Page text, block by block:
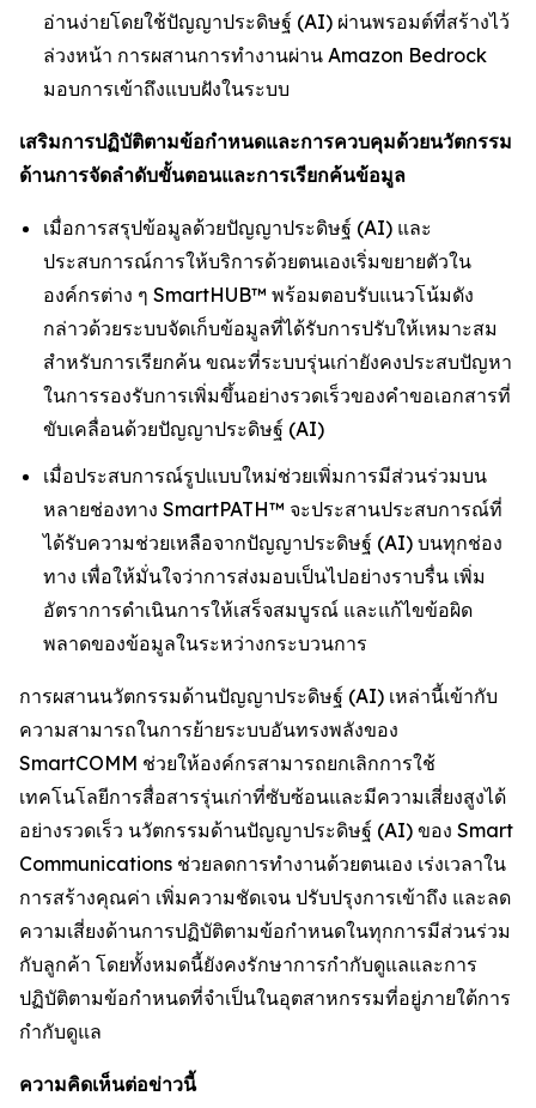
อ่านง่ายโดยใช้ปัญญาประดิษฐ์ (AI) ผ่านพรอมต์ที่สร้างไว้
ล่วงหน้า การผสานการทำงานผ่าน Amazon Bedrock
มอบการเข้าถึงแบบฝังในระบบ
เสริมการปฏิบัติตามข้อกำหนดและการควบคุมด้วยนวัตกรรม
ด้านการจัดลำดับขั้นตอนและการเรียกค้นข้อมูล
เมื่อการสรุปข้อมูลด้วยปัญญาประดิษฐ์ (AI) และ
ประสบการณ์การให้บริการด้วยตนเองเริ่มขยายตัวใน
องค์กรต่าง ๆ SmartHUB™ พร้อมตอบรับแนวโน้มดัง
กล่าวด้วยระบบจัดเก็บข้อมูลที่ได้รับการปรับให้เหมาะสม
สำหรับการเรียกค้น ขณะที่ระบบรุ่นเก่ายังคงประสบปัญหา
ในการรองรับการเพิ่มขึ้นอย่างรวดเร็วของคำขอเอกสารที่
ขับเคลื่อนด้วยปัญญาประดิษฐ์ (AI)
เมื่อประสบการณ์รูปแบบใหม่ช่วยเพิ่มการมีส่วนร่วมบน
หลายช่องทาง SmartPATH™ จะประสานประสบการณ์ที่
ได้รับความช่วยเหลือจากปัญญาประดิษฐ์ (AI) บนทุกช่อง
ทาง เพื่อให้มั่นใจว่าการส่งมอบเป็นไปอย่างราบรื่น เพิ่ม
อัตราการดำเนินการให้เสร็จสมบูรณ์ และแก้ไขข้อผิด
พลาดของข้อมูลในระหว่างกระบวนการ
การผสานนวัตกรรมด้านปัญญาประดิษฐ์ (AI) เหล่านี้เข้ากับ
ความสามารถในการย้ายระบบอันทรงพลังของ
SmartCOMM ช่วยให้องค์กรสามารถยกเลิกการใช้
เทคโนโลยีการสื่อสารรุ่นเก่าที่ซับซ้อนและมีความเสี่ยงสูงได้
อย่างรวดเร็ว นวัตกรรมด้านปัญญาประดิษฐ์ (AI) ของ Smart
Communications ช่วยลดการทำงานด้วยตนเอง เร่งเวลาใน
การสร้างคุณค่า เพิ่มความชัดเจน ปรับปรุงการเข้าถึง และลด
ความเสี่ยงด้านการปฏิบัติตามข้อกำหนดในทุกการมีส่วนร่วม
กับลูกค้า โดยทั้งหมดนี้ยังคงรักษาการกำกับดูแลและการ
ปฏิบัติตามข้อกำหนดที่จำเป็นในอุตสาหกรรมที่อยู่ภายใต้การ
กำกับดูแล
ความคิดเห็นต่อข่าวนี้